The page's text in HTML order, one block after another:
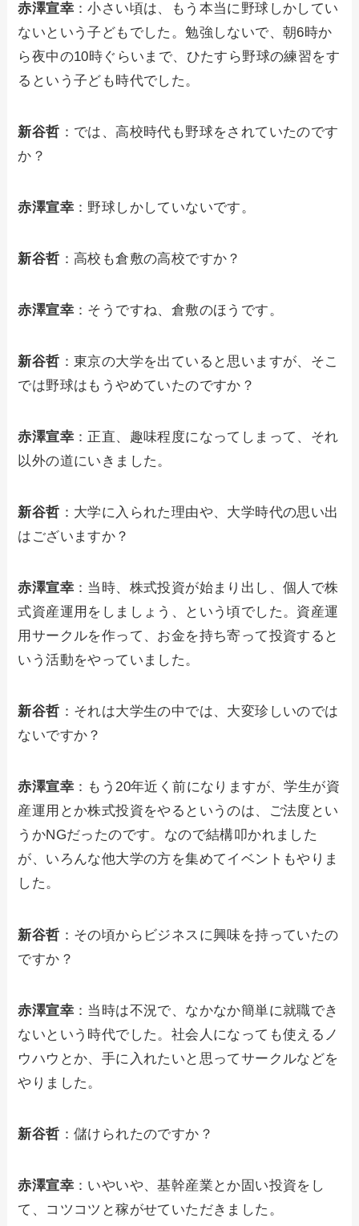
赤澤宣幸 ：小さい頃は、もう本当に野球しかしてい
ないという子どもでした。勉強しないで、朝6時か
ら夜中の10時ぐらいまで、ひたすら野球の練習をす
るという子ども時代でした。
新谷哲 ：では、高校時代も野球をされていたのです
か？
赤澤宣幸 ：野球しかしていないです。
新谷哲 ：高校も倉敷の高校ですか？
赤澤宣幸 ：そうですね、倉敷のほうです。
新谷哲 ：東京の大学を出ていると思いますが、そこ
では野球はもうやめていたのですか？
赤澤宣幸 ：正直、趣味程度になってしまって、それ
以外の道にいきました。
新谷哲 ：大学に入られた理由や、大学時代の思い出
はございますか？
赤澤宣幸 ：当時、株式投資が始まり出し、個人で株
式資産運用をしましょう、という頃でした。資産運
用サークルを作って、お金を持ち寄って投資すると
いう活動をやっていました。
新谷哲 ：それは大学生の中では、大変珍しいのでは
ないですか？
赤澤宣幸 ：もう20年近く前になりますが、学生が資
産運用とか株式投資をやるというのは、ご法度とい
うかNGだったのです。なので結構叩かれました
が、いろんな他大学の方を集めてイベントもやりま
した。
新谷哲 ：その頃からビジネスに興味を持っていたの
ですか？
赤澤宣幸 ：当時は不況で、なかなか簡単に就職でき
ないという時代でした。社会人になっても使えるノ
ウハウとか、手に入れたいと思ってサークルなどを
やりました。
新谷哲 ：儲けられたのですか？
赤澤宣幸 ：いやいや、基幹産業とか固い投資をし
て、コツコツと稼がせていただきました。